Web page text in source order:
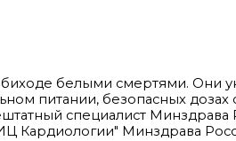
белыми смертями. Они
питании, безопасных дозах
специалист
Кардиологии" Минздрава